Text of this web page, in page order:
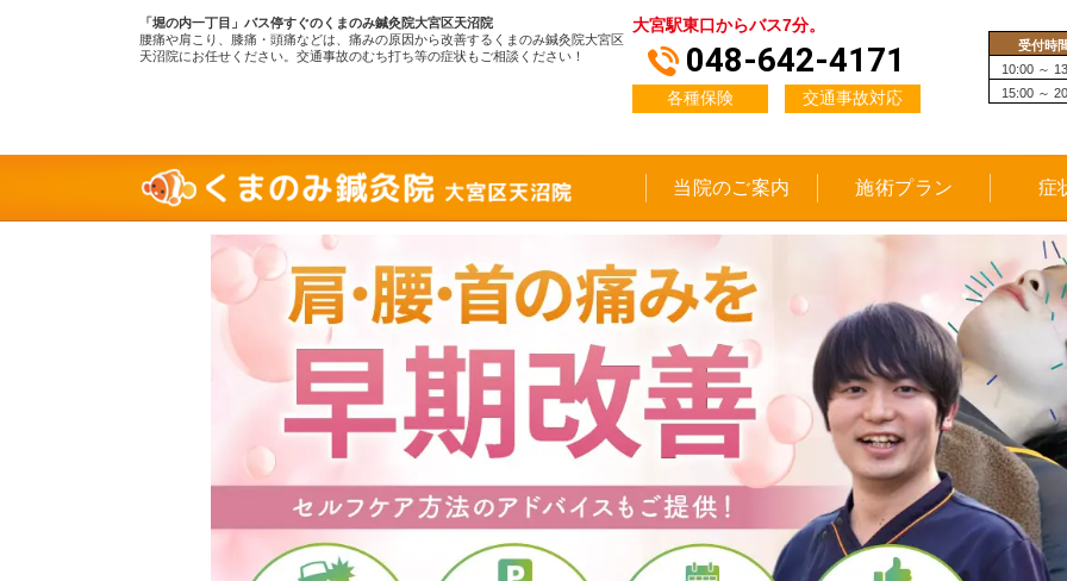
「堀の内一丁目」バス停すぐのくまのみ鍼灸院大宮区天沼院
腰痛や肩こり、膝痛・頭痛などは、痛みの原因から改善するくまのみ鍼灸院大宮区
天沼院にお任せください。交通事故のむち打ち等の症状もご相談ください！
大宮駅東口からバス7分。
048-642-4171
各種保険 交通事故対応
受付時
10:00 ～
15:00 ～
当院のご案内 施術プラン 症